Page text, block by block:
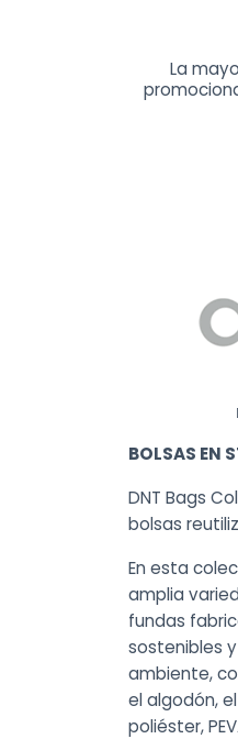
La
BOLSAS EN
DNT Bags
bolsas
En esta
amplia
fundas
sostenibles
ambiente,
el algodón, el
poliéster,